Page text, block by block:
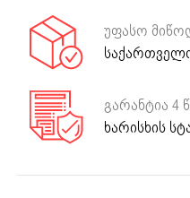
უფასო
გარანტია 4
ხარისხის